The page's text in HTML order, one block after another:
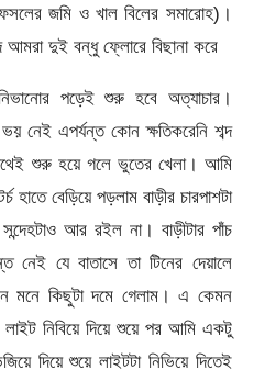
জমি ও খাল বিলের সমারোহ)।
আমরা দুই বন্ধু ফ্লোরে বিছানা করে
পড়েই শুরু হবে অত্যাচার।
এপর্যন্ত কোন ক্ষতিকরেনি শব্দ
শুরু হয়ে গলে ভুতের খেলা। আমি
বেড়িয়ে পড়লাম বাড়ীর চারপাশটা
আর রইল না। বাড়ীটার পাঁচ
যে বাতাসে তা টিনের দেয়ালে
মনে কিছুটা দমে গেলাম। এ কেমন
নিবিয়ে দিয়ে শুয়ে পর আমি একটু
দিয়ে শুয়ে লাইটটা নিভিয়ে দিতেই